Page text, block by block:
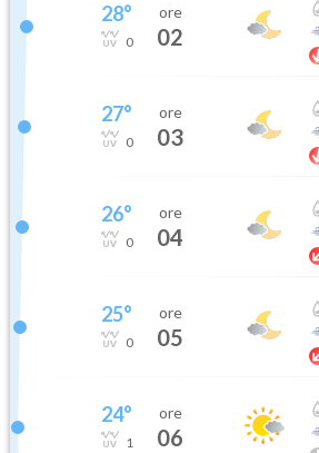
28°
0
ore
02
27°
0
ore
03
26°
0
ore
04
25°
0
ore
05
24°
1
ore
06